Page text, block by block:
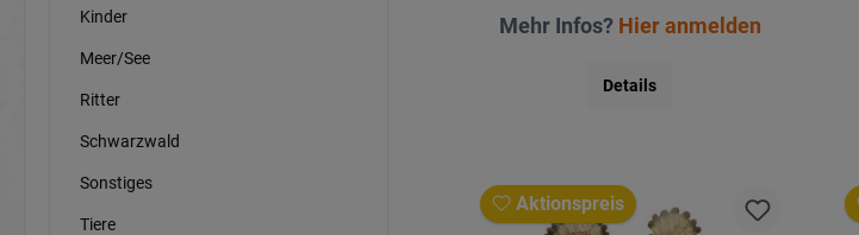
Kinder
Meer/See
Ritter
Schwarzwald
Sonstiges
Tiere
Mehr Infos? Hier anmelden
Details
Aktionspreis